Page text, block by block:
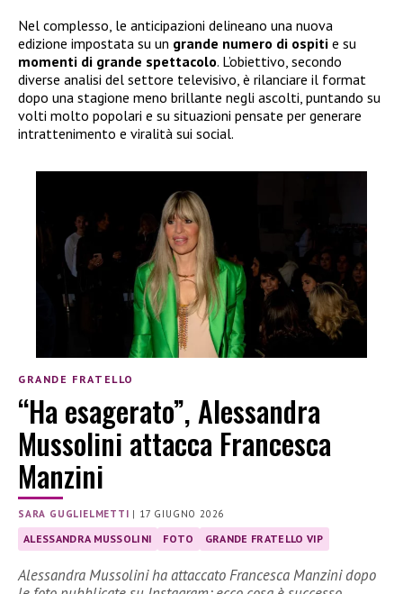
Nel complesso, le anticipazioni delineano una nuova
edizione impostata su un grande numero di ospiti e su
momenti di grande spettacolo. L’obiettivo, secondo
diverse analisi del settore televisivo, è rilanciare il format
dopo una stagione meno brillante negli ascolti, puntando su
volti molto popolari e su situazioni pensate per generare
intrattenimento e viralità sui social.
GRANDE FRATELLO
“Ha esagerato”, Alessandra
Mussolini attacca Francesca
Manzini
SARA GUGLIELMETTI | 17 GIUGNO 2026
ALESSANDRA MUSSOLINI FOTO GRANDE FRATELLO VIP
Alessandra Mussolini ha attaccato Francesca Manzini dopo